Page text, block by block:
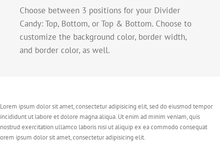
Choose between 3 positions for your Divider
Candy: Top, Bottom, or Top & Bottom. Choose to
customize the background color, border width,
and border color, as well.
Lorem ipsum dolor sit amet, consectetur adipisicing elit, sed do eiusmod tempor
incididunt ut labore et dolore magna aliqua. Ut enim ad minim veniam, quis
nostrud exercitation ullamco laboris nisi ut aliquip ex ea commodo consequat
orem ipsum dolor sit amet, consectetur adipisicing elit.